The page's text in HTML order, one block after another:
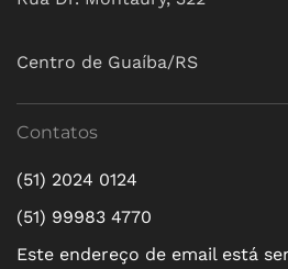
Centro de Guaíba/RS
Contatos
(51) 2024 0124
(51) 99983 4770
Este endereço de email está